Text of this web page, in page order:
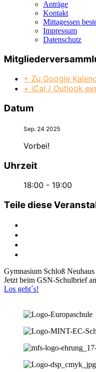
Anträge
Kontakt
Mittagessen
Impressum
Datenschutz
+ Zu Google
+ iCal / Outlook
Datum
Sep. 24 2025
Vorbei!
Uhrzeit
18:00 - 19:00
Teile diese
Gymnasium Schloß Neuhaus
Jetzt beim GSN-Schulbrief
Los geht´s!